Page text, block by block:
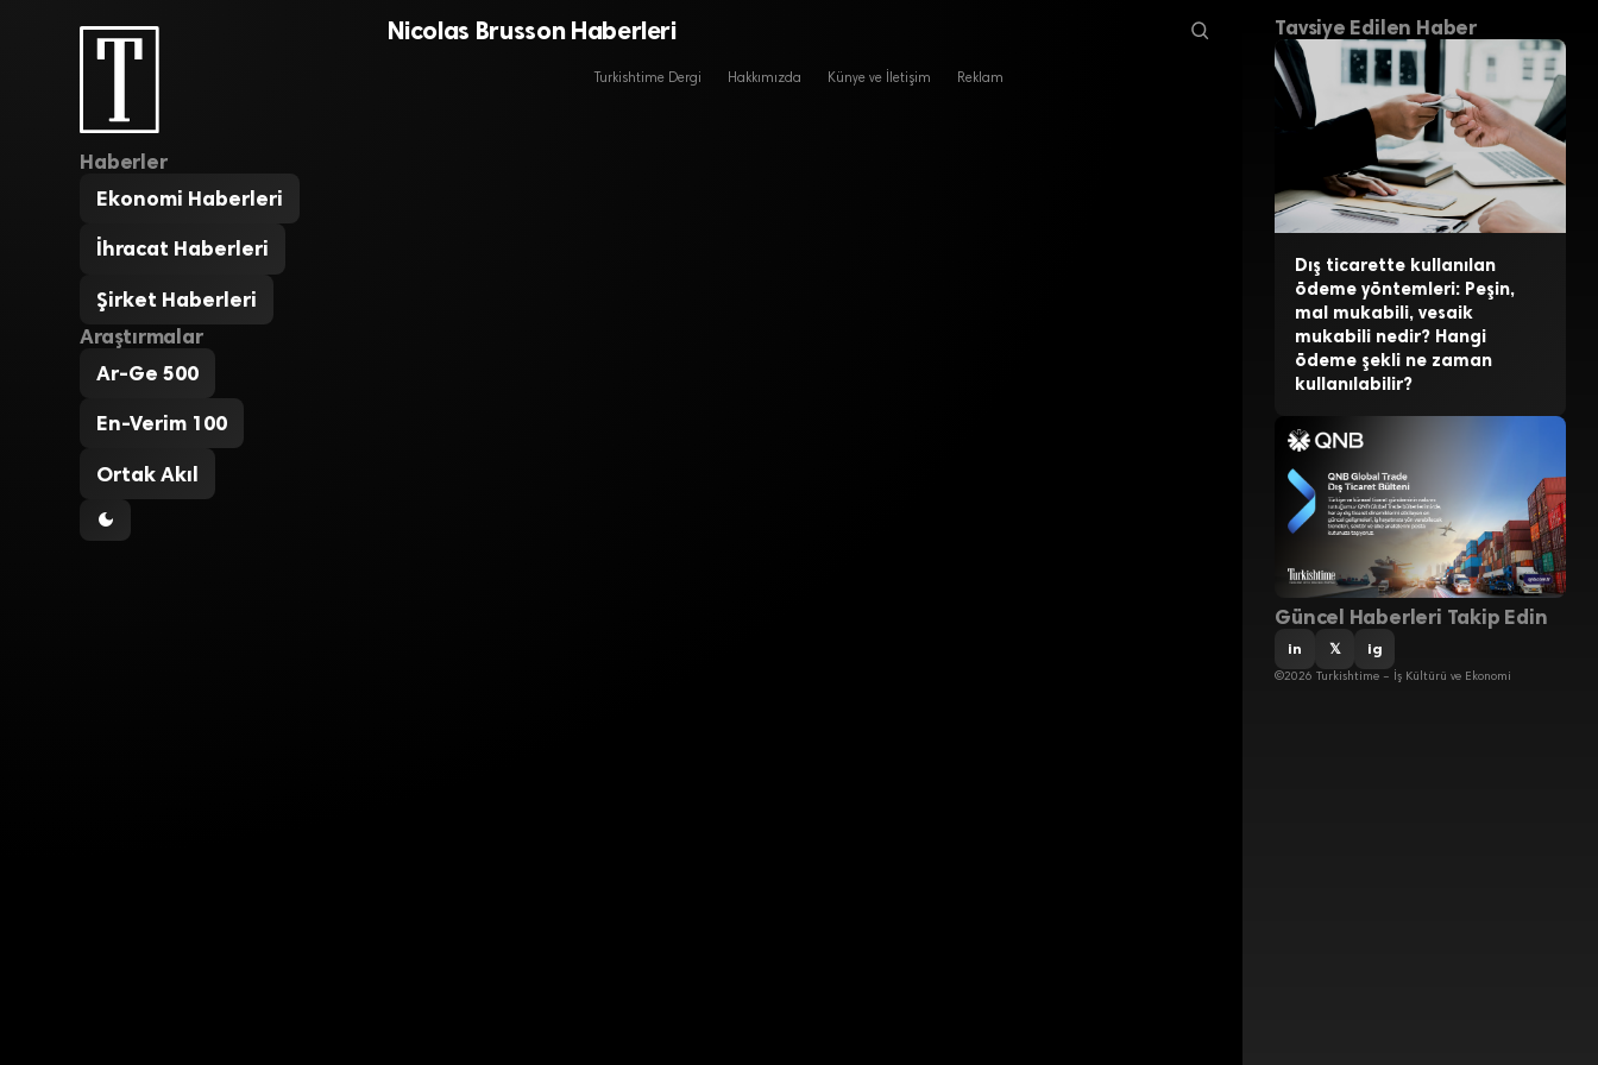
Haberler
Ekonomi Haberleri
İhracat Haberleri
Şirket Haberleri
Araştırmalar
Ar-Ge 500
En-Verim 100
Ortak Akıl
Nicolas Brusson Haberleri
Turkishtime Dergi Hakkımızda Künye ve İletişim Reklam
Tavsiye Edilen Haber
Dış ticarette kullanılan
ödeme yöntemleri: Peşin,
mal mukabili, vesaik
mukabili nedir? Hangi
ödeme şekli ne zaman
kullanılabilir?
Güncel Haberleri Takip Edin
in 𝕏 ig
©2026 Turkishtime – İş Kültürü ve Ekonomi